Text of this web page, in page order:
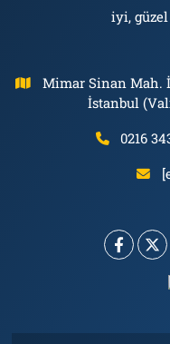
iyi,
Mimar Sinan Mah.
İstanbul
0216